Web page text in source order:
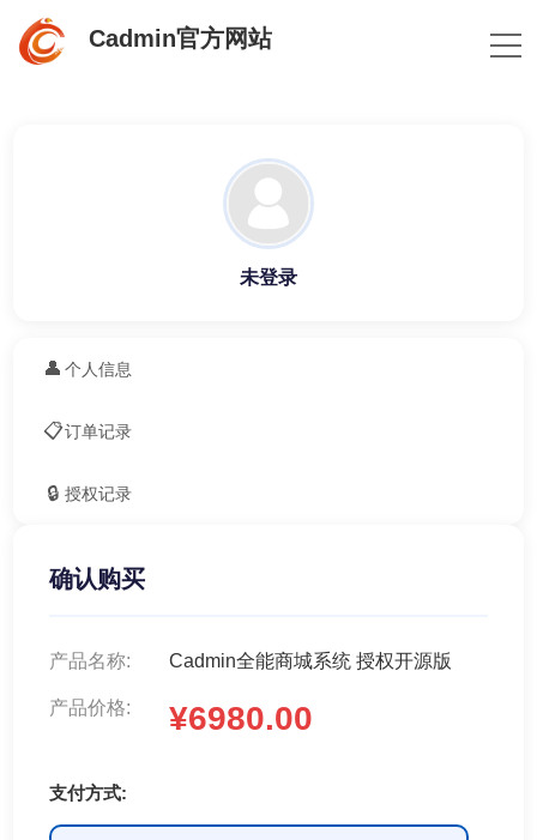
Cadmin官方网站
未登录
👤 个人信息
📋订单记录
🔒 授权记录
确认购买
产品名称: Cadmin全能商城系统 授权开源版
产品价格: ¥6980.00
支付方式: